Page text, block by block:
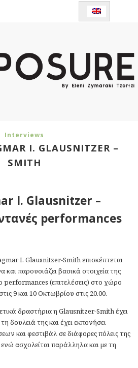
Interviews
I. GLAUSNITZER –
SMITH
I. Glausnitzer –
performances
I. Glausnitzer-Smith επισκέπτεται
παρουσιάζει βασικά στοιχεία της
performances (επιτελέσεις) στο χώρο
9 και 10 Οκτωβρίου στις 20.00.
δραστήρια η Glausnitzer-Smith έχει
δουλειά της και έχει εκπονήσει
και φεστιβάλ σε διάφορες πόλεις της
ασχολείται παράλληλα και με τη